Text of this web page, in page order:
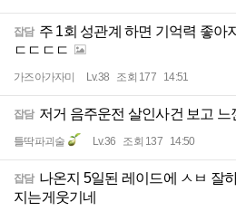
잡담 주 1회 성관계 하면 기억력 좋아
ㄷㄷㄷㄷ
가즈아가자미 Lv.38 조회 177 14:51
잡담 저거 음주운전 살인사건 보고 느
틀딱파괴술 Lv.36 조회 137 14:50
잡담 나온지 5일된 레이드에 ㅅㅂ 잘
지는게웃기네